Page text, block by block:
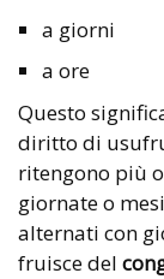
a giorni
a ore
Questo
diritto di
ritengono più
giornate o
alternati con
fruisce del